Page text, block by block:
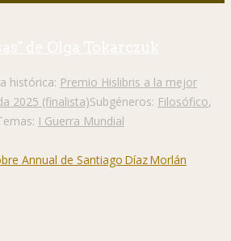
de Olga Tokarczuk
histórica: Premio Hislibris a la mejor
2025 (finalista)Subgéneros: Filosófico,
I Guerra Mundial